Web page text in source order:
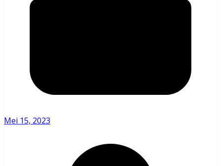
Mei 15, 2023